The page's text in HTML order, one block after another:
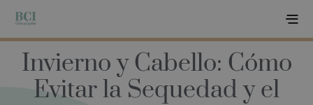
Invierno y Cabello: Cómo
Evitar la Sequedad y el